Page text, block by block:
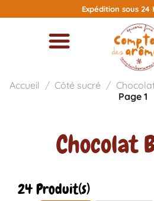
au
Expédition sous 24
Accueil / Côté sucré /
Page 1
Chocolat
24 Produit(s)